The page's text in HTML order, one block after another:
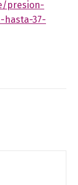
presion-
37-